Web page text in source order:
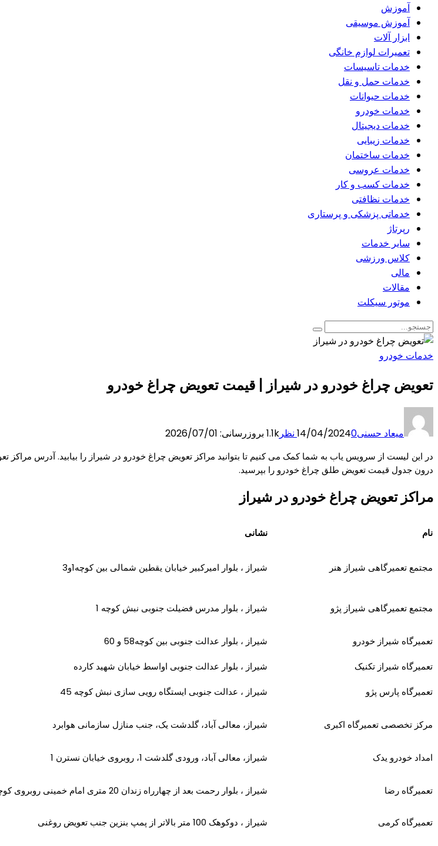
آموزش
آموزش موسیقی
ابزار آلات
تعمیرات لوازم خانگی
خدمات تاسیسات
خدمات حمل و نقل
خدمات حیوانات
خدمات خودرو
خدمات دیجیتال
خدمات زیبایی
خدمات ساختمان
خدمات عروسی
خدمات کسب و کار
خدمات نظافتی
خدماتی پزشکی و پرستاری
رپرتاژ
سایر خدمات
کلاس ورزشی
مالی
مقالات
موتور سیکلت
خدمات خودرو
تعویض چراغ خودرو در شیراز | قیمت تعویض چراغ خودرو
میعاد حسنی 14/04/20240 نظر 1.1k بروزرسانی: 2026/07/01
در این لیست از سرویس یاب به شما کمک می کنیم تا بتوانید مراکز تعویض چراغ خودرو در شیراز را بیابید. آدرس
درون جدول قیمت تعویض طلق چراغ خودرو را بپرسید.
مراکز تعویض چراغ خودرو در شیراز
نام نشانی
مجتمع تعمیرگاهی شیراز هنر شیراز ، بلوار امیرکبیر خیابان یقطین شمالی بین کوچه1و3
مجتمع تعمیرگاهی شیراز پژو شیراز ، بلوار مدرس فضیلت جنوبی نبش کوچه 1
تعمیرگاه شیراز خودرو شیراز ، بلوار عدالت جنوبی بین کوچه58 و 60
تعمیرگاه شیراز تکنیک شیراز ، بلوار عدالت جنوبی اواسط خیابان شهید کارده
تعمیرگاه پارس پژو شیراز ، عدالت جنوبی ایستگاه رویی سازی نبش کوچه 45
مرکز تخصصی تعمیرگاه اکبری شیراز، معالی آباد، گلدشت یک، جنب منازل سازمانی هوابرد
امداد خودرو یدک شیراز، معالی آباد، ورودی گلدشت 1، روبروی خیابان نسترن 1
تعمیرگاه رضا شیراز ، بلوار رحمت بعد از چهارراه زندان 20 متری امام خمینی روبروی کوچه 43
تعمیرگاه کرمی شیراز ، دوکوهک 100 متر بالاتر از پمپ بنزین جنب تعویض روغنی